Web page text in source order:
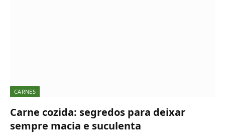
CARNES
Carne cozida: segredos para deixar
sempre macia e suculenta